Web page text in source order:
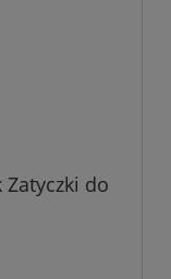
Zatyczki do